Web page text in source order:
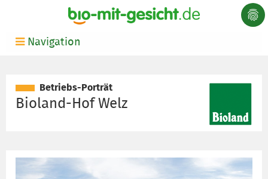
Navigation
Betriebs-Porträt
Bioland-Hof Welz